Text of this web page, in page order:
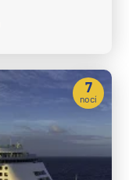
7
nocí